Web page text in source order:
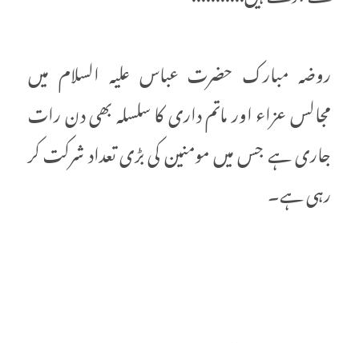
روضہ مبارک حضرت عباس علیہ السلام میں
مجالس عزاء اور ماتم داری کا سلسلہ بھی دن رات
جاری ہے جس میں مومنین کی بڑی تعداد شرکت کر
رہی ہے۔